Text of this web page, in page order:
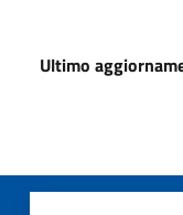
Ultimo